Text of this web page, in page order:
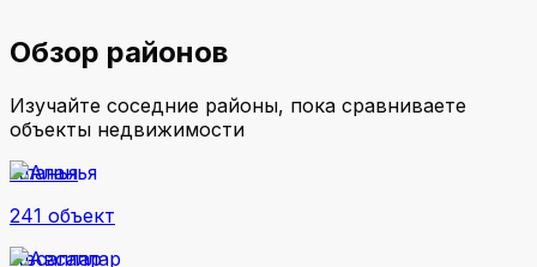
Обзор районов
Изучайте соседние районы, пока сравниваете
объекты недвижимости
Аланья
241 объект
Авсаллар